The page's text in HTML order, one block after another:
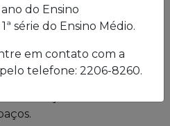
excelente estrutura para
em período integral.
Física e Biologia; salas
biblioteca; cybersala;
piscina
ano do Ensino
série do Ensino Médio.
em contato com a
telefone: 2206-8260.